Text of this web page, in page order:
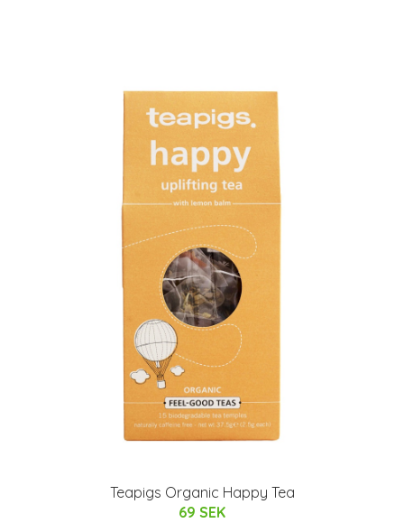
Teapigs Organic Happy Tea
69 SEK